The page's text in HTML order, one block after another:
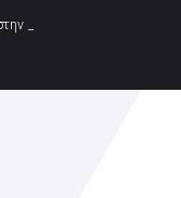
Περιφέρεια Αττικής